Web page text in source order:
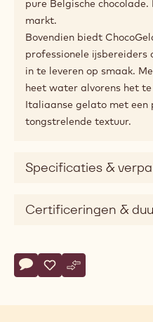
pure Belgische
markt.
Bovendien biedt
professionele ijsbereiders
in te leveren op smaak.
heet water alvorens het
Italiaanse gelato met een
tongstrelende textuur.
Specificaties &
Certificeringen &
Actions
Schrijf een commentaar op
- ChocoGelato Extra
Opslaan
- ChocoGelato Extra
Vergelijk
- ChocoGelato